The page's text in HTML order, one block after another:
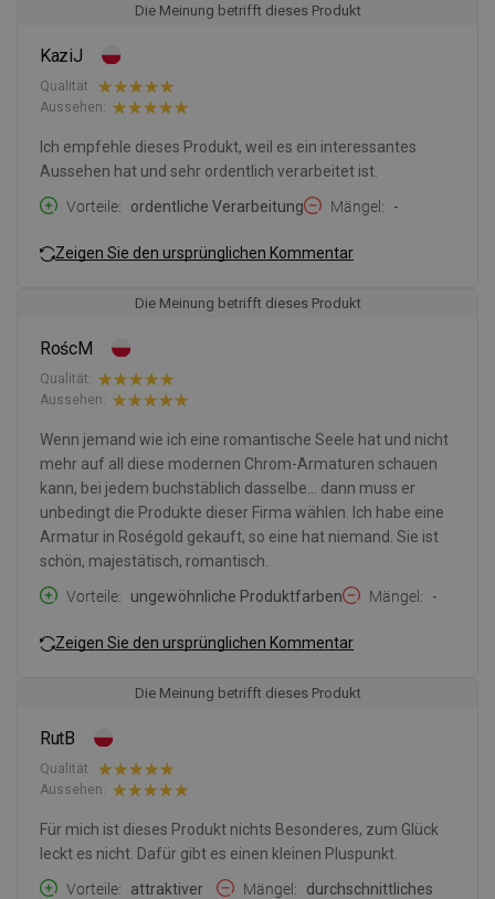
Die Meinung betrifft dieses Produkt
KaziJ
Qualität:
Aussehen:
Ich empfehle dieses Produkt, weil es ein interessantes
Aussehen hat und sehr ordentlich verarbeitet ist.
Vorteile
ordentliche Verarbeitung Mängel -
Zeigen Sie den ursprünglichen Kommentar
Die Meinung betrifft dieses Produkt
RoścM
Qualität:
Aussehen:
Wenn jemand wie ich eine romantische Seele hat und nicht
mehr auf all diese modernen Chrom-Armaturen schauen
kann, bei jedem buchstäblich dasselbe... dann muss er
unbedingt die Produkte dieser Firma wählen. Ich habe eine
Armatur in Roségold gekauft, so eine hat niemand. Sie ist
schön, majestätisch, romantisch.
Vorteile
ungewöhnliche Produktfarben Mängel -
Zeigen Sie den ursprünglichen Kommentar
Die Meinung betrifft dieses Produkt
RutB
Qualität:
Aussehen:
Für mich ist dieses Produkt nichts Besonderes, zum Glück
leckt es nicht. Dafür gibt es einen kleinen Pluspunkt.
Vorteile
attraktiver
Mängel
durchschnittliches